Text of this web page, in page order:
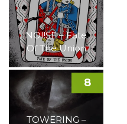
NOI!SE – Fate
Of The Union
TOWERING –
8